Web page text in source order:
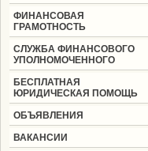
ФИНАНСОВАЯ
ГРАМОТНОСТЬ
СЛУЖБА ФИНАНСОВОГО
УПОЛНОМОЧЕННОГО
БЕСПЛАТНАЯ
ЮРИДИЧЕСКАЯ ПОМОЩЬ
ОБЪЯВЛЕНИЯ
ВАКАНСИИ